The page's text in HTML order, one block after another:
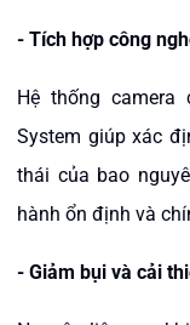
- Tích hợp công
Hệ thống camera
System giúp xác
thái của bao
hành ổn định và
- Giảm bụi và cải